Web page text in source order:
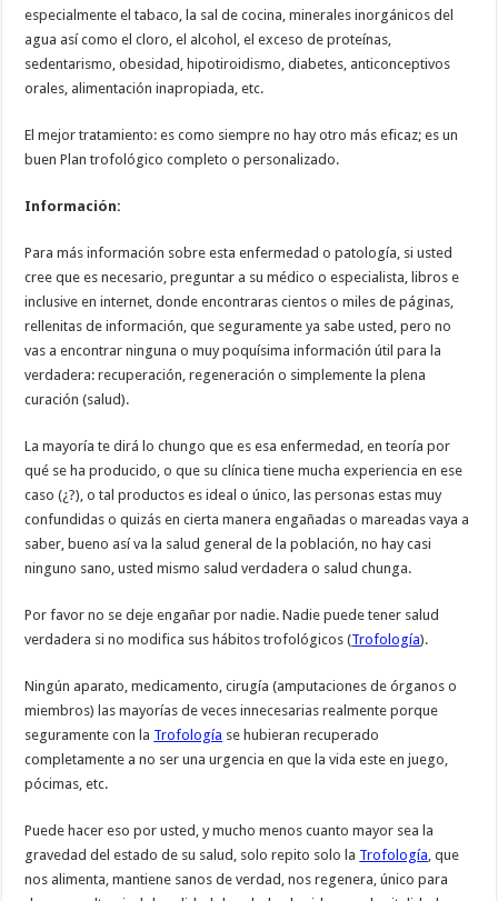
especialmente el tabaco, la sal de cocina, minerales inorgánicos del
agua así como el cloro, el alcohol, el exceso de proteínas,
sedentarismo, obesidad, hipotiroidismo, diabetes, anticonceptivos
orales, alimentación inapropiada, etc.
El mejor tratamiento: es como siempre no hay otro más eficaz; es un
buen Plan trofológico completo o personalizado.
Información:
Para más información sobre esta enfermedad o patología, si usted
cree que es necesario, preguntar a su médico o especialista, libros e
inclusive en internet, donde encontraras cientos o miles de páginas,
rellenitas de información, que seguramente ya sabe usted, pero no
vas a encontrar ninguna o muy poquísima información útil para la
verdadera: recuperación, regeneración o simplemente la plena
curación (salud).
La mayoría te dirá lo chungo que es esa enfermedad, en teoría por
qué se ha producido, o que su clínica tiene mucha experiencia en ese
caso (¿?), o tal productos es ideal o único, las personas estas muy
confundidas o quizás en cierta manera engañadas o mareadas vaya a
saber, bueno así va la salud general de la población, no hay casi
ninguno sano, usted mismo salud verdadera o salud chunga.
Por favor no se deje engañar por nadie. Nadie puede tener salud
verdadera si no modifica sus hábitos trofológicos (Trofología).
Ningún aparato, medicamento, cirugía (amputaciones de órganos o
miembros) las mayorías de veces innecesarias realmente porque
seguramente con la Trofología se hubieran recuperado
completamente a no ser una urgencia en que la vida este en juego,
pócimas, etc.
Puede hacer eso por usted, y mucho menos cuanto mayor sea la
gravedad del estado de su salud, solo repito solo la Trofología , que
nos alimenta, mantiene sanos de verdad, nos regenera, único para